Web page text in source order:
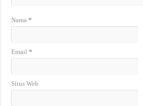
Nama*
Email*
Situs Web